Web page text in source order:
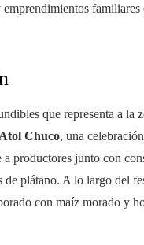
que representa a la
Chuco, una
productores junto con
de plátano. A lo largo del
con maíz morado y